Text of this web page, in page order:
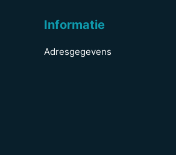
Informatie
Adresgegevens